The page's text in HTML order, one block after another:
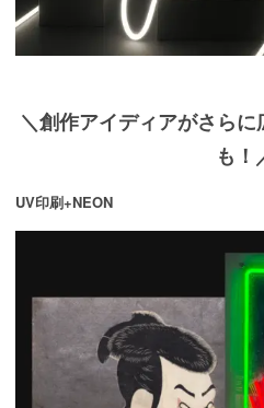
＼創作アイディアがさら
も！
UV印刷+NEON